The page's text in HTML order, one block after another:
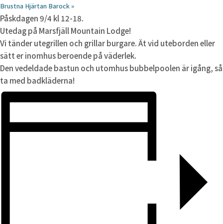
Brustna Hjärtan Barock»
Påskdagen 9/4 kl 12-18.
Utedag på Marsfjäll Mountain Lodge!
Vi tänder utegrillen och grillar burgare. Ät vid uteborden eller
sätt er inomhus beroende på väderlek.
Den vedeldade bastun och utomhus bubbelpoolen är igång, så
ta med badkläderna!